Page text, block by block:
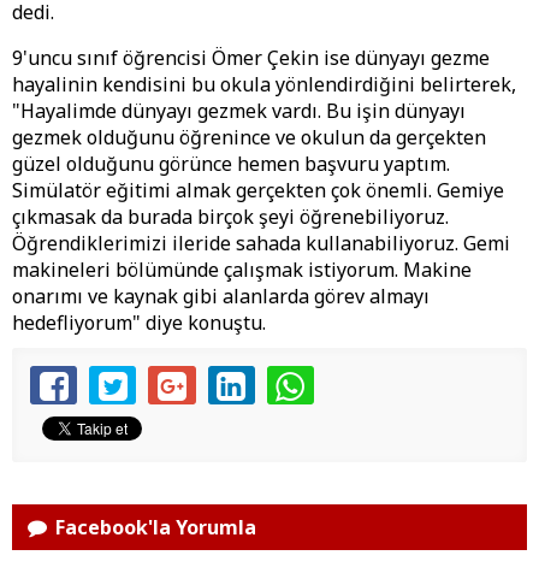
dedi.
9'uncu sınıf öğrencisi Ömer Çekin ise dünyayı gezme
hayalinin kendisini bu okula yönlendirdiğini belirterek,
"Hayalimde dünyayı gezmek vardı. Bu işin dünyayı
gezmek olduğunu öğrenince ve okulun da gerçekten
güzel olduğunu görünce hemen başvuru yaptım.
Simülatör eğitimi almak gerçekten çok önemli. Gemiye
çıkmasak da burada birçok şeyi öğrenebiliyoruz.
Öğrendiklerimizi ileride sahada kullanabiliyoruz. Gemi
makineleri bölümünde çalışmak istiyorum. Makine
onarımı ve kaynak gibi alanlarda görev almayı
hedefliyorum" diye konuştu.
Facebook'la Yorumla